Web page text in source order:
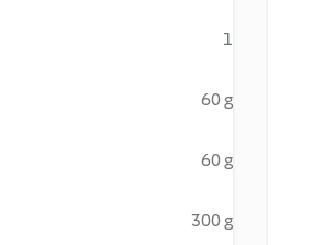
1
60 g
60 g
300 g